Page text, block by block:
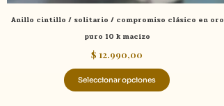
Anillo cintillo / solitario / compromiso clásico en oro
puro 10 k macizo
$ 12.990,00
Seleccionar opciones
de
producto